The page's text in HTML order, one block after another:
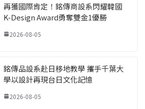
再獲國際肯定！銘傳商設系閃耀韓國
K-Design Award勇奪雙金1優勝
2026-08-05
銘傳品設系赴日移地教學 攜手千葉大
學以設計再現台日文化記憶
2026-08-05